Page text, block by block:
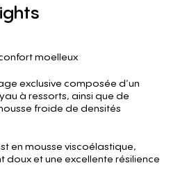
moelleux
exclusive composée d’un
à ressorts, ainsi que de
froide de densités
en mousse viscoélastique,
doux et une excellente résilience